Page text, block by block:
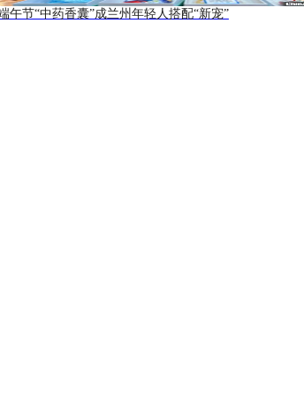
午节“中药香囊”成兰州年轻人搭配“新宠”